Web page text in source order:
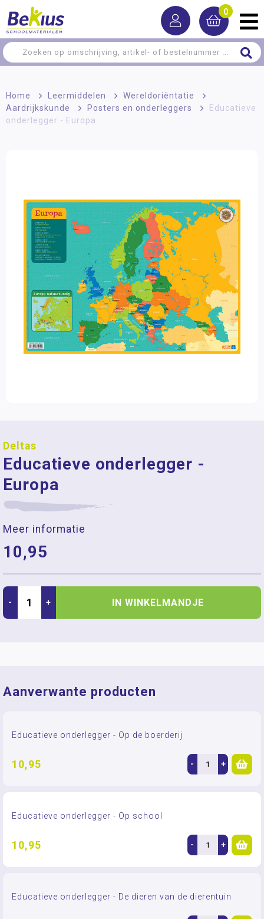
0
Home > Leermiddelen > Wereldoriëntatie
>
Aardrijkskunde
> Posters en onderleggers >
Educatieve
onderlegger - Europa
Deltas
Educatieve onderlegger -
Europa
Meer informatie
10,95
- + IN WINKELMANDJE
Aanverwante producten
Educatieve onderlegger - Op de boerderij
10,95 - +
Educatieve onderlegger - Op school
10,95 - +
Educatieve onderlegger - De dieren van de dierentuin